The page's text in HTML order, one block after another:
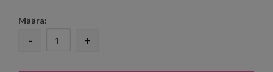
Määrä:
- +